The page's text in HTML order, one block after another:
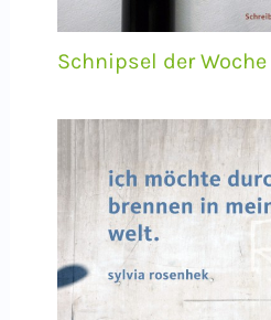
Schnipsel der Woche